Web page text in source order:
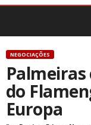
NEGOCIAÇÕES
do
Europa